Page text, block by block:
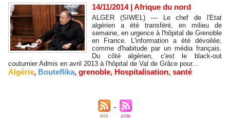
14/11/2014| Afrique du nord
ALGER (SIWEL) — Le chef de l'Etat
algérien a été transféré, en milieu de
semaine, en urgence à l'hôpital de Grenoble
en France. L'information a été dévoilée,
comme d'habitude par un média français.
Du côté algérien, c'est le black-out
coutumier Admis en avril 2013 à l'hôpital de Val de Grâce pour...
Algérie, Bouteflika, grenoble, Hospitalisation, santé